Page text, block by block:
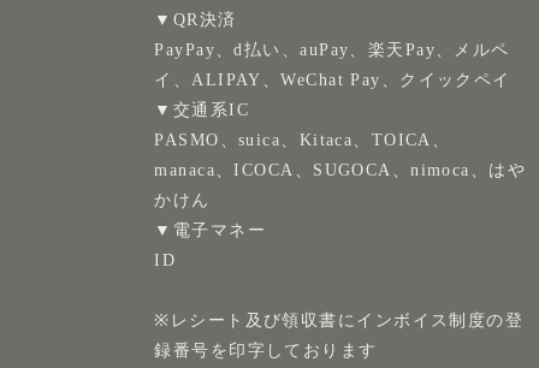
▼QR決済
PayPay、d払い、auPay、楽天Pay、メルペ
イ、ALIPAY、WeChat Pay、クイックペイ
▼交通系IC
PASMO、suica、Kitaca、TOICA、
manaca、ICOCA、SUGOCA、nimoca、はや
かけん
▼電子マネー
ID
※レシート及び領収書にインボイス制度の登
録番号を印字しております